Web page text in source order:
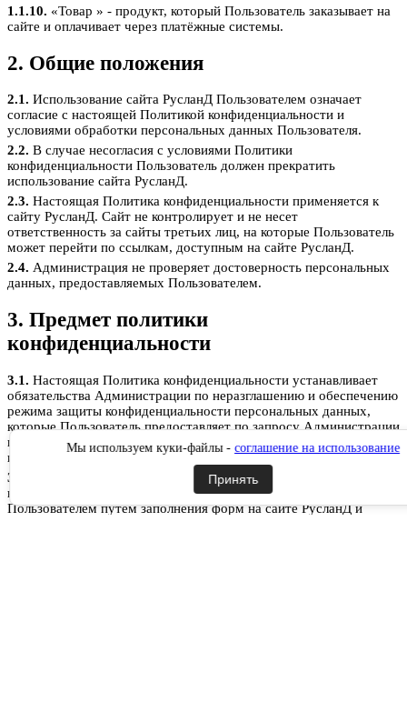
1.1.10. «Товар » - продукт, который Пользователь заказывает на
сайте и оплачивает через платёжные системы.
2. Общие положения
2.1. Использование сайта РусланД Пользователем означает
согласие с настоящей Политикой конфиденциальности и
условиями обработки персональных данных Пользователя.
2.2. В случае несогласия с условиями Политики
конфиденциальности Пользователь должен прекратить
использование сайта РусланД.
2.3. Настоящая Политика конфиденциальности применяется к
сайту РусланД. Сайт не контролирует и не несет
ответственность за сайты третьих лиц, на которые Пользователь
может перейти по ссылкам, доступным на сайте РусланД.
2.4. Администрация не проверяет достоверность персональных
данных, предоставляемых Пользователем.
3. Предмет политики
конфиденциальности
3.1. Настоящая Политика конфиденциальности устанавливает
обязательства Администрации по неразглашению и обеспечению
режима защиты конфиденциальности персональных данных,
которые Пользователь предоставляет по запросу Администрации
при регистрации на сайте РусланД, при подписке на
информационную e-mail рассылку или при оформлении заказа.
3.2.
Персональные данные, разрешённые к обработке в рамках
настоящей Политики конфиденциальности, предоставляются
Пользователем путём заполнения форм на сайте РусланД и
Мы используем куки-файлы - соглашение на использование
Принять